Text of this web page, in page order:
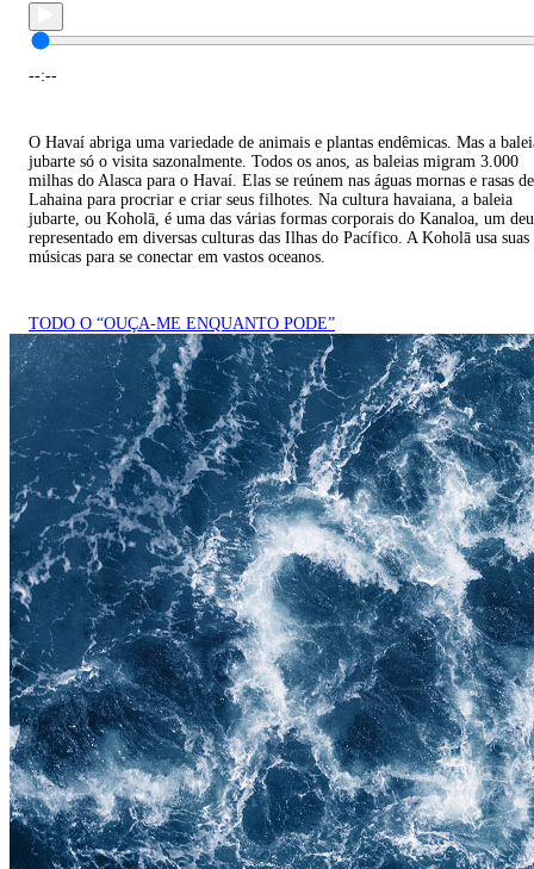
--:--
O Havaí abriga uma variedade de animais e plantas endêmicas. Mas a
jubarte só o visita sazonalmente. Todos os anos, as baleias migram 3.000
milhas do Alasca para o Havaí. Elas se reúnem nas águas mornas e rasas de
Lahaina para procriar e criar seus filhotes. Na cultura havaiana, a baleia
jubarte, ou Koholā, é uma das várias formas corporais do Kanaloa, um
representado em diversas culturas das Ilhas do Pacífico. A Koholā usa suas
músicas para se conectar em vastos oceanos.
TODO O “OUÇA-ME ENQUANTO PODE”